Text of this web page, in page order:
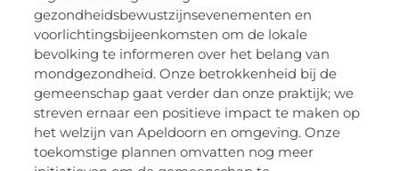
gezondheidsbewustzijnsevenementen en
voorlichtingsbijeenkomsten om de lokale
bevolking te informeren over het belang van
mondgezondheid. Onze betrokkenheid bij de
gemeenschap gaat verder dan onze praktijk; we
streven ernaar een positieve impact te maken op
het welzijn van Apeldoorn en omgeving. Onze
toekomstige plannen omvatten nog meer